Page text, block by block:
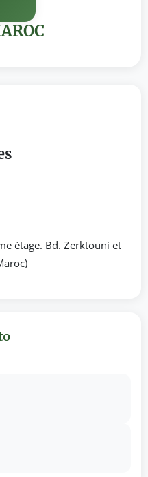
étage. Bd. Zerktouni et